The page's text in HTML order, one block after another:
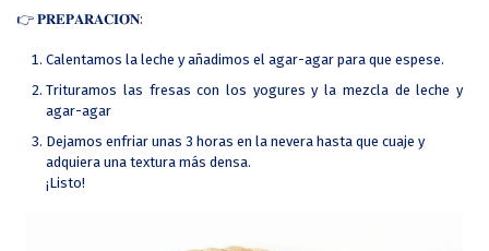
👉 𝐏𝐑𝐄𝐏𝐀𝐑𝐀𝐂𝐈𝐎́𝐍:
Calentamos la leche y añadimos el agar-agar para que espese.
Trituramos las fresas con los yogures y la mezcla de leche y
agar-agar
Dejamos enfriar unas 3 horas en la nevera hasta que cuaje y
adquiera una textura más densa.
¡Listo!